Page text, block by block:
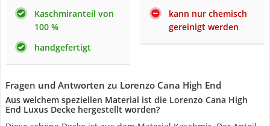
Kaschmiranteil von
100 %
handgefertigt
kann nur chemisch
gereinigt werden
Fragen und Antworten zu Lorenzo Cana High End
Aus welchem speziellen Material ist die Lorenzo Cana High
End Luxus Decke hergestellt worden?